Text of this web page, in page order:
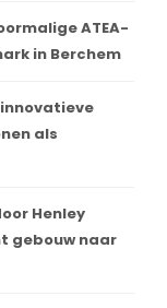
ATEA-
in Berchem
als
Henley
gebouw naar